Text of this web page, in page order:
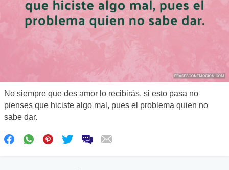
No siempre que des amor lo recibirás, si esto pasa no
pienses que hiciste algo mal, pues el problema quien no
sabe dar.